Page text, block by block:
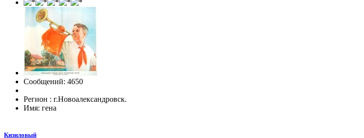
Сообщений: 4650
Регион : г.Новоалександровск.
Имя: гена
Кизиловый